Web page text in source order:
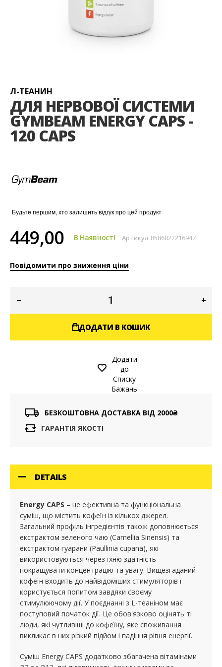
галереї
зображень
Л-ТЕАНИН
ДЛЯ НЕРВОВОЇ СИСТЕМИ
GYMBEAM ENERGY CAPS -
120 CAPS
Будьте першим, хто залишить відгук про цей продукт
449,00 В Наявності Артикул 8586022216947
Повідомити про зниження ціни
ДОДАТИ В КОШИК
Додати
до
Списку
Бажань
БЕЗКОШТОВНА ДОСТАВКА ВІД 2000₴
ГАРАНТІЯ ЯКОСТІ
DETAILS
Energy CAPS – це ефективна та функціональна
суміш, що містить кофеїн із кількох джерел.
Загальний профіль інгредієнтів також доповнюється
екстрактом зеленого чаю (Camellia Sinensis) та
екстрактом гуарани (Paullinia cupana), які
використовуються через їхню здатність
покращувати концентрацію та увагу. Вищезгаданий
кофеїн входить до найвідоміших стимуляторів і
користується попитом завдяки своєму
стимулюючому дії. У поєднанні з L-теаніном має
поступовий початок дії. Це обов'язково оцінять ті
люди, які чутливіші до кофеїну, яке споживання
викликає в них різкий підйом і падіння рівня енергії.
Суміш Energy CAPS додатково збагачена вітамінами